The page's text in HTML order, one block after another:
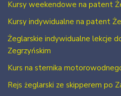
Kursy weekendowe na patent
Kursy indywidualne na patent
Żeglarskie indywidualne lekcje
Zegrzyńskim
Kurs na sternika
Rejs żeglarski ze skipperem po